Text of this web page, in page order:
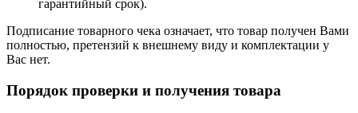
гарантийный срок).
Подписание товарного чека означает, что товар получен Вами
полностью, претензий к внешнему виду и комплектации у
Вас нет.
Порядок проверки и получения товара